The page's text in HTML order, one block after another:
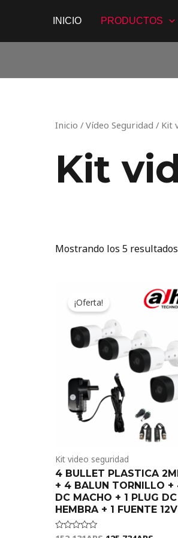
contenido
INICIO PRODUCTOS
Inicio / Vídeo Seguridad / Kit
Kit
Mostrando los 5 resultados
¡Oferta!
Kit video seguridad
4 BULLET PLASTICA
+ 4 BALUN TORNILLO +
DC MACHO + 1 PLUG DC
HEMBRA + 1 FUENTE
was:
152.131ARS.
price
is: